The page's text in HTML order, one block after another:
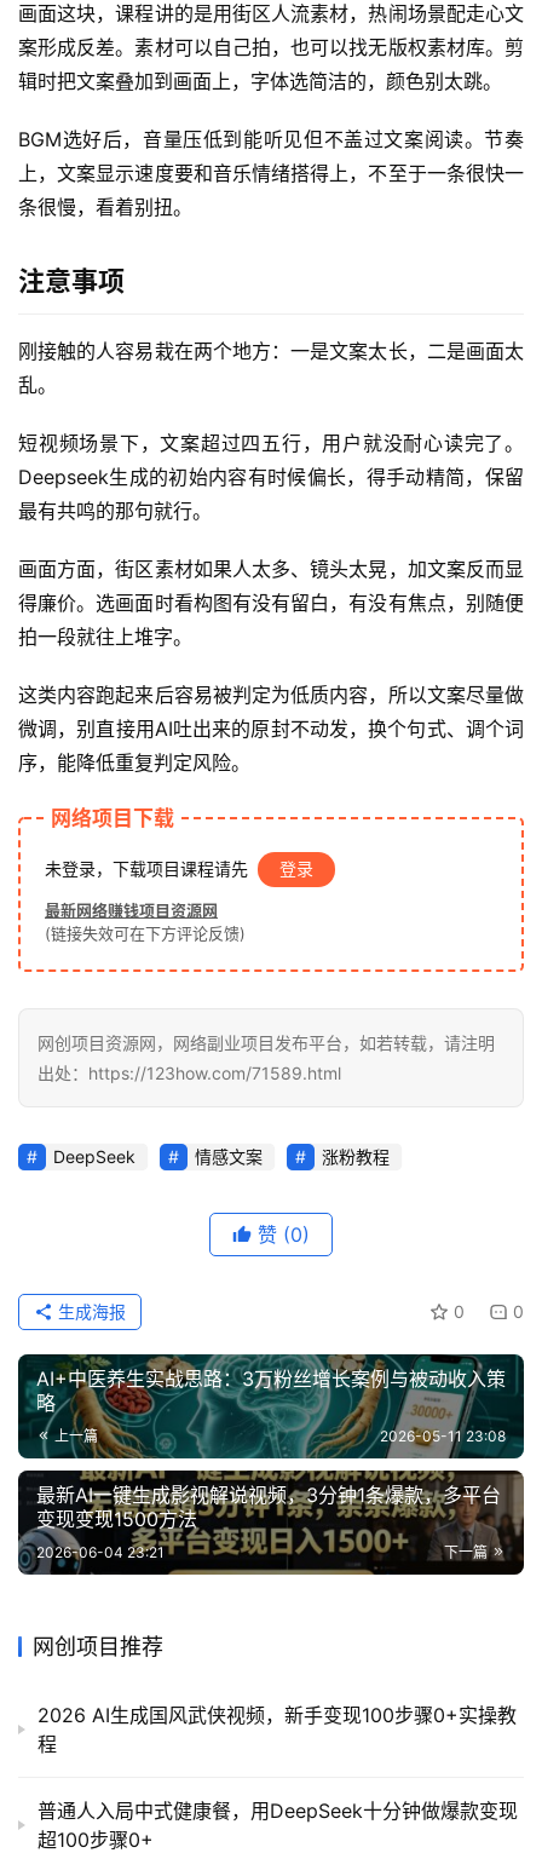
首
页
创
快
讯
赚
项
目
中
创
网
冒
泡
网
福
画面这块，课程讲的是用街区人流素材，热闹场景配走心文
案形成反差。素材可以自己拍，也可以找无版权素材库。剪
辑时把文案叠加到画面上，字体选简洁的，颜色别太跳。
BGM选好后，音量压低到能听见但不盖过文案阅读。节奏
上，文案显示速度要和音乐情绪搭得上，不至于一条很快一
条很慢，看着别扭。
注意事项
刚接触的人容易栽在两个地方：一是文案太长，二是画面太
乱。
短视频场景下，文案超过四五行，用户就没耐心读完了。
Deepseek生成的初始内容有时候偏长，得手动精简，保留
最有共鸣的那句就行。
画面方面，街区素材如果人太多、镜头太晃，加文案反而显
得廉价。选画面时看构图有没有留白，有没有焦点，别随便
拍一段就往上堆字。
这类内容跑起来后容易被判定为低质内容，所以文案尽量做
微调，别直接用AI吐出来的原封不动发，换个句式、调个词
序，能降低重复判定风险。
网络项目下载
未登录，下载项目课程请先 登录
最新网络赚钱项目资源网
(链接失效可在下方评论反馈)
网创项目资源网，网络副业项目发布平台，如若转载，请注明
出处：https://123how.com/71589.html
DeepSeek 情感文案 涨粉教程
赞 (0)
0 0
生成海报
AI+中医养生实战思路：3万粉丝增长案例与被动收入策
略
上一篇 2026-05-11 23:08
最新AI一键生成影视解说视频，3分钟1条爆款，多平台
变现变现1500方法
下一篇
2026-06-04 23:21
网创项目推荐
2026 AI生成国风武侠视频，新手变现100步骤0+实操教
程
普通人入局中式健康餐，用DeepSeek十分钟做爆款变现
超100步骤0+